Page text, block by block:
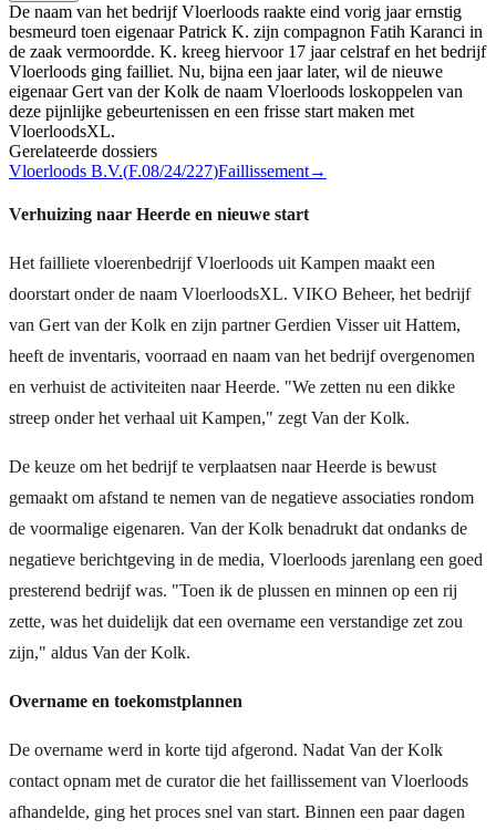
De naam van het bedrijf Vloerloods raakte eind vorig jaar ernstig
besmeurd toen eigenaar Patrick K. zijn compagnon Fatih Karanci in
de zaak vermoordde. K. kreeg hiervoor 17 jaar celstraf en het bedrijf
Vloerloods ging failliet. Nu, bijna een jaar later, wil de nieuwe
eigenaar Gert van der Kolk de naam Vloerloods loskoppelen van
deze pijnlijke gebeurtenissen en een frisse start maken met
VloerloodsXL.
Gerelateerde dossiers
Vloerloods B.V.(F.08/24/227)Faillissement→
Verhuizing naar Heerde en nieuwe start
Het failliete vloerenbedrijf Vloerloods uit Kampen maakt een
doorstart onder de naam VloerloodsXL. VIKO Beheer, het bedrijf
van Gert van der Kolk en zijn partner Gerdien Visser uit Hattem,
heeft de inventaris, voorraad en naam van het bedrijf overgenomen
en verhuist de activiteiten naar Heerde. "We zetten nu een dikke
streep onder het verhaal uit Kampen," zegt Van der Kolk.
De keuze om het bedrijf te verplaatsen naar Heerde is bewust
gemaakt om afstand te nemen van de negatieve associaties rondom
de voormalige eigenaren. Van der Kolk benadrukt dat ondanks de
negatieve berichtgeving in de media, Vloerloods jarenlang een goed
presterend bedrijf was. "Toen ik de plussen en minnen op een rij
zette, was het duidelijk dat een overname een verstandige zet zou
zijn," aldus Van der Kolk.
Overname en toekomstplannen
De overname werd in korte tijd afgerond. Nadat Van der Kolk
contact opnam met de curator die het faillissement van Vloerloods
afhandelde, ging het proces snel van start. Binnen een paar dagen